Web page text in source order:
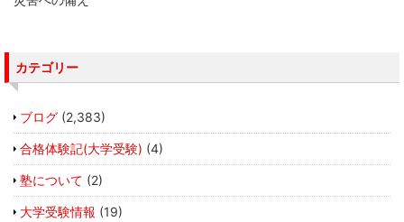
カテゴリー
ブログ (2,383)
合格体験記(大学受験) (4)
塾について (2)
大学受験情報 (19)